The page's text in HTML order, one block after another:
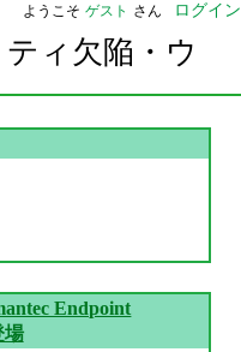
ようこそ ゲスト さん ログイン
ィ欠陥・ウ
Endpoint
場